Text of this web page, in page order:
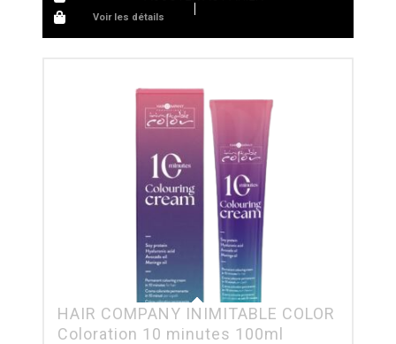
Voir les détails
HAIR COMPANY INIMITABLE COLOR
Coloration 10 minutes 100ml